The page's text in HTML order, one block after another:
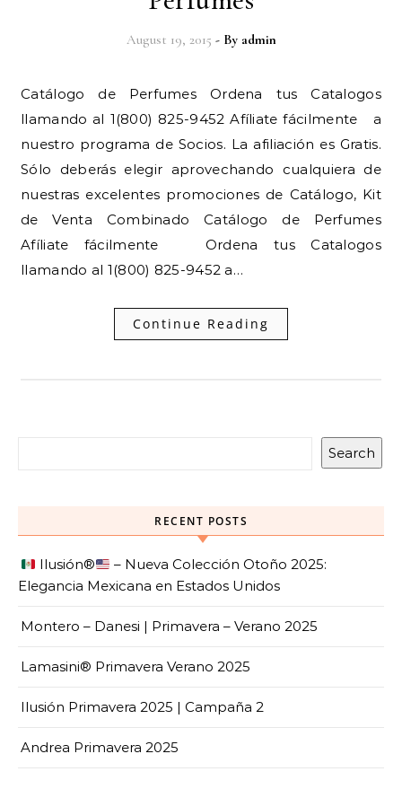
August 19, 2015 - By admin
Catálogo de Perfumes Ordena tus Catalogos
llamando al 1(800) 825-9452 Afíliate fácilmente a
nuestro programa de Socios. La afiliación es Gratis.
Sólo deberás elegir aprovechando cualquiera de
nuestras excelentes promociones de Catálogo, Kit
de Venta Combinado Catálogo de Perfumes
Afíliate fácilmente Ordena tus Catalogos
llamando al 1(800) 825-9452 a…
Continue Reading
Search
RECENT POSTS
Ilusión®️
– Nueva Colección Otoño 2025:
Elegancia Mexicana en Estados Unidos
Montero – Danesi | Primavera – Verano 2025
Lamasini® Primavera Verano 2025
Ilusión Primavera 2025 | Campaña 2
Andrea Primavera 2025